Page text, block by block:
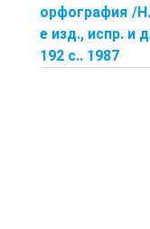
орфография /
е изд., испр. и
192 с.. 1987